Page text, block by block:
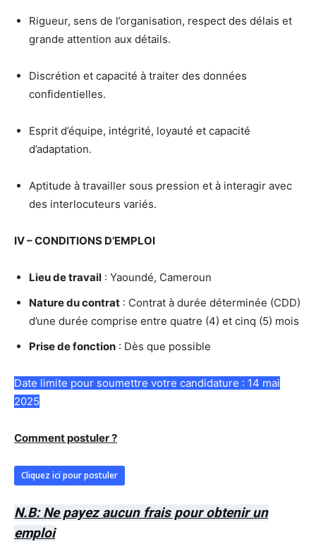
Rigueur, sens de l’organisation, respect des délais et
grande attention aux détails.
Discrétion et capacité à traiter des données
confidentielles.
Esprit d’équipe, intégrité, loyauté et capacité
d’adaptation.
Aptitude à travailler sous pression et à interagir avec
des interlocuteurs variés.
IV – CONDITIONS D’EMPLOI
Lieu de travail : Yaoundé, Cameroun
Nature du contrat : Contrat à durée déterminée (CDD)
d’une durée comprise entre quatre (4) et cinq (5) mois
Prise de fonction : Dès que possible
Date limite pour soumettre votre candidature : 14 mai
2025
Comment postuler ?
Cliquez ici pour postuler
N.B: Ne payez aucun frais pour obtenir un
emploi